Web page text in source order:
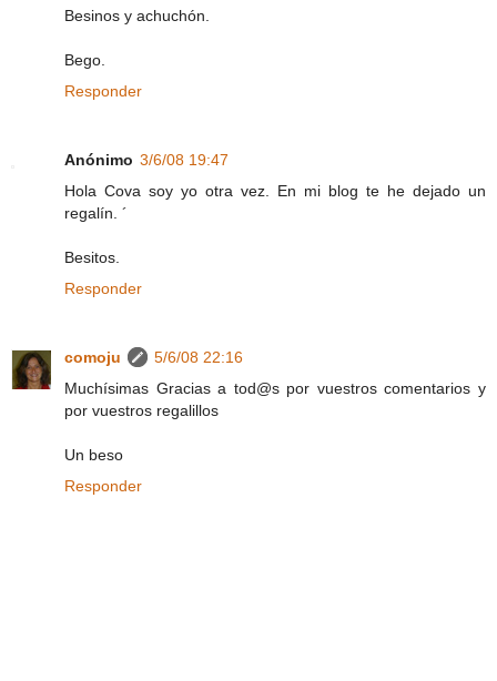
Besinos y achuchón.
Bego.
Responder
Anónimo 3/6/08 19:47
Hola Cova soy yo otra vez. En mi blog te he dejado un
regalín. ´
Besitos.
Responder
comoju
5/6/08 22:16
Muchísimas Gracias a tod@s por vuestros comentarios y
por vuestros regalillos
Un beso
Responder